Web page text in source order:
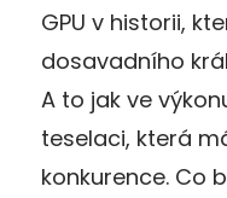
GPU v historii,
dosavadního
A to jak ve
teselaci, která
konkurence. Co